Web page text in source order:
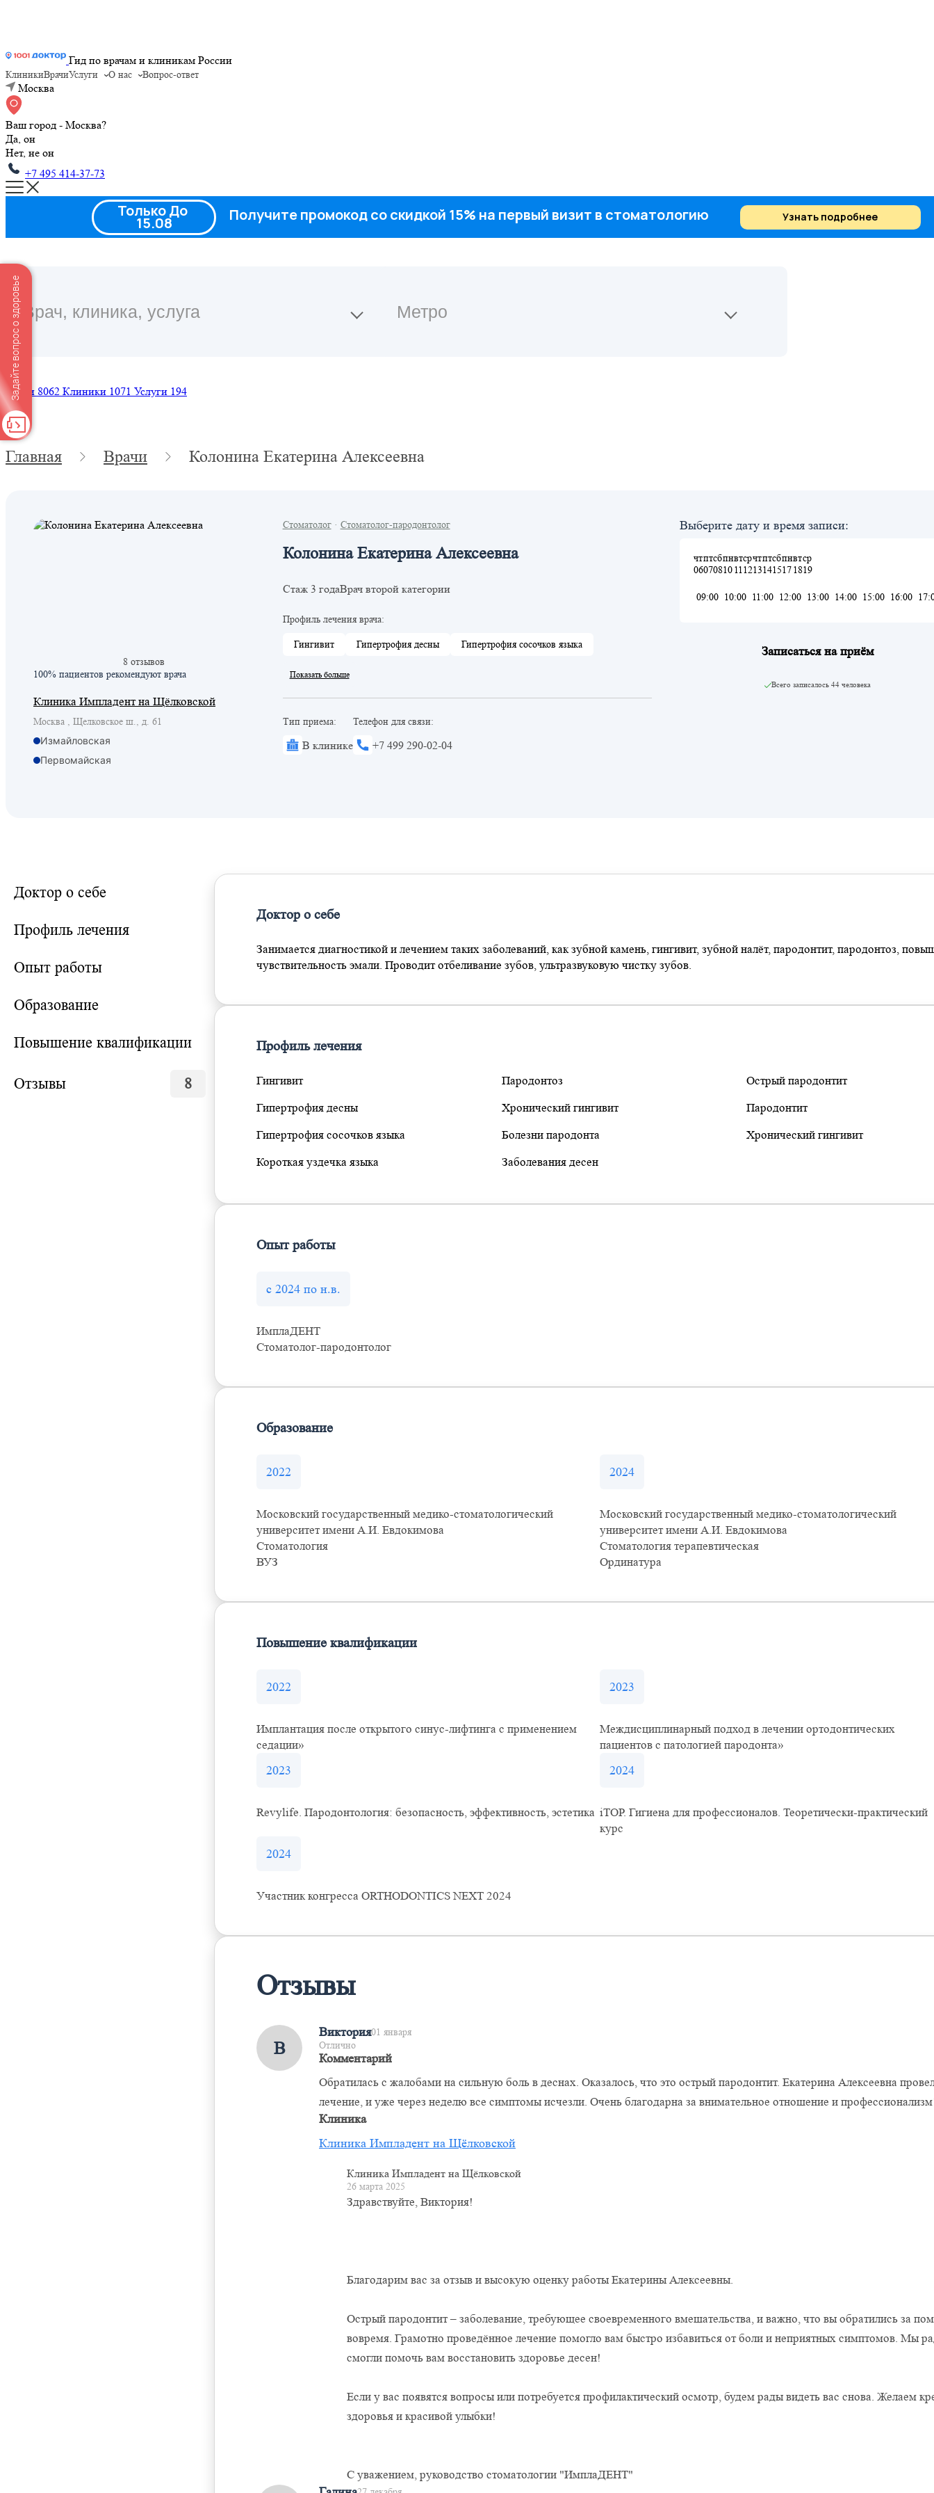
Гид по врачам и клиникам России
КлиникиВрачиУслуги О нас Вопрос-ответ
Москва
Ваш город - Москва?
Да, он
Нет, не он
+7 495 414-37-73
Врачи 8062 Клиники 1071 Услуги 194
Главная Врачи Колонина Екатерина Алексеевна
8 отзывов
100% пациентов рекомендуют врача
Клиника Импладент на Щёлковской
Москва , Щелковское ш., д. 61
Измайловская
Первомайская
Стоматолог· Стоматолог-пародонтолог
Колонина Екатерина Алексеевна
Стаж 3 годаВрач второй категории
Профиль лечения врача:
Гингивит Гипертрофия десны Гипертрофия сосочков языка
Показать больше
Тип приема:
В клинике
Телефон для связи:
+7 499 290-02-04
Выберите дату и время записи:
чт
06
пт
07
сб
08
пн
10
вт
11
ср
12
чт
13
пт
14
сб
15
пн
17
вт
18
ср
19
09:00 10:00 11:00 12:00 13:00 14:00 15:00 16:00
Записаться на приём
Всего записалось44 человека
Доктор о себе
Профиль лечения
Опыт работы
Образование
Повышение квалификации
Отзывы 8
Доктор о себе
Занимается диагностикой и лечением таких заболеваний, как зубной камень, гингивит, зубной налёт, пародонтит, пародонтоз,
чувствительность эмали. Проводит отбеливание зубов, ультразвуковую чистку зубов.
Профиль лечения
Гингивит
Гипертрофия десны
Гипертрофия сосочков языка
Короткая уздечка языка
Пародонтоз
Хронический гингивит
Болезни пародонта
Заболевания десен
Острый пародонтит
Пародонтит
Хронический гингивит
Опыт работы
с 2024 по н.в.
ИмплаДЕНТ
Стоматолог-пародонтолог
Образование
2022
Московский государственный медико-стоматологический
университет имени А.И. Евдокимова
Стоматология
ВУЗ
2024
Московский государственный медико-стоматологический
университет имени А.И. Евдокимова
Стоматология терапевтическая
Ординатура
Повышение квалификации
2022
Имплантация после открытого синус-лифтинга с применением
седации»
2023
Междисциплинарный подход в лечении ортодонтических
пациентов с патологией пародонта»
2023
Revylife. Пародонтология: безопасность, эффективность, эстетика
2024
iTOP. Гигиена для профессионалов. Теоретически-практический
курс
2024
Участник конгресса ORTHODONTICS NEXT 2024
Отзывы
В
Виктория01 января
Отлично
Комментарий
Обратилась с жалобами на сильную боль в деснах. Оказалось, что это острый пародонтит. Екатерина Алексеевна
лечение, и уже через неделю все симптомы исчезли. Очень благодарна за внимательное отношение и
Клиника
Клиника Импладент на Щёлковской
Клиника Импладент на Щёлковской
26 марта 2025
Здравствуйте, Виктория!
Благодарим вас за отзыв и высокую оценку работы Екатерины Алексеевны.
Острый пародонтит – заболевание, требующее своевременного вмешательства, и важно, что вы обратились за
вовремя. Грамотно проведённое лечение помогло вам быстро избавиться от боли и неприятных симптомов. Мы
смогли помочь вам восстановить здоровье десен!
Если у вас появятся вопросы или потребуется профилактический осмотр, будем рады видеть вас снова. Желаем
здоровья и красивой улыбки!
С уважением, руководство стоматологии "ИмплаДЕНТ"
Только До
15.08 Получите промокод со скидкой 15% на первый визит в стоматологию Узнать подробнее
Задайте вопрос о здоровье